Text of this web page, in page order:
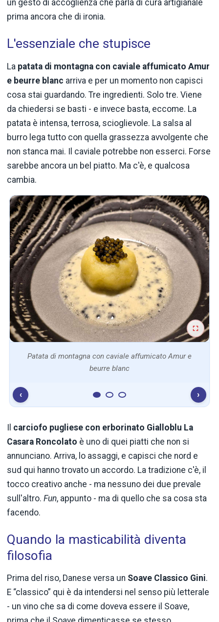
un gesto di accoglienza che parla di cura artigianale
prima ancora che di ironia.
L'essenziale che stupisce
La patata di montagna con caviale affumicato Amur
e beurre blanc arriva e per un momento non capisci
cosa stai guardando. Tre ingredienti. Solo tre. Viene
da chiedersi se basti - e invece basta, eccome. La
patata è intensa, terrosa, scioglievole. La salsa al
burro lega tutto con quella grassezza avvolgente che
non stanca mai. Il caviale potrebbe non esserci. Forse
sarebbe ancora un bel piatto. Ma c'è, e qualcosa
cambia.
Patata di montagna con caviale affumicato Amur e
beurre blanc
‹ ›
carciofo pugliese con erborinato Gialloblu La
Casara Roncolato è uno di quei piatti che non si
annunciano. Arriva, lo assaggi, e capisci che nord e
sud qui hanno trovato un accordo. La tradizione c'è, il
tocco creativo anche - ma nessuno dei due prevale
sull'altro. Fun, appunto - ma di quello che sa cosa sta
facendo.
Quando la masticabilità diventa
filosofia
Prima del riso, Danese versa un Soave Classico Gini.
E “classico” qui è da intendersi nel senso più letterale
- un vino che sa di come doveva essere il Soave,